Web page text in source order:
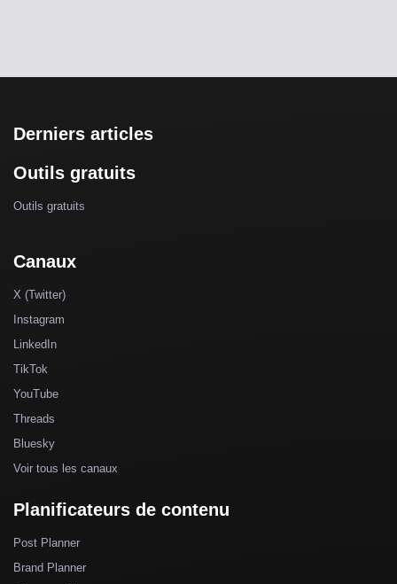
Derniers articles
Outils gratuits
Outils gratuits
Canaux
X (Twitter)
Instagram
LinkedIn
TikTok
YouTube
Threads
Bluesky
Voir tous les canaux
Planificateurs de contenu
Post Planner
Brand Planner